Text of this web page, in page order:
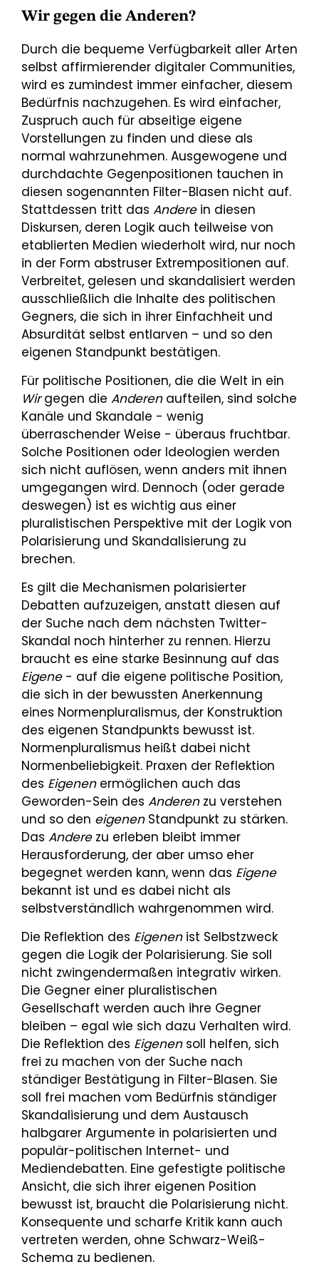
Wir gegen die Anderen?
Durch die bequeme Verfügbarkeit aller Arten
selbst affirmierender digitaler Communities,
wird es zumindest immer einfacher, diesem
Bedürfnis nachzugehen. Es wird einfacher,
Zuspruch auch für abseitige eigene
Vorstellungen zu finden und diese als
normal wahrzunehmen. Ausgewogene und
durchdachte Gegenpositionen tauchen in
diesen sogenannten Filter-Blasen nicht auf.
Stattdessen tritt das Anderein diesen
Diskursen, deren Logik auch teilweise von
etablierten Medien wiederholt wird, nur noch
in der Form abstruser Extrempositionen auf.
Verbreitet, gelesen und skandalisiert werden
ausschließlich die Inhalte des politischen
Gegners, die sich in ihrer Einfachheit und
Absurdität selbst entlarven – und so den
eigenen Standpunkt bestätigen.
Für politische Positionen, die die Welt in ein
Wirgegen die Anderenaufteilen, sind solche
Kanäle und Skandale - wenig
überraschender Weise - überaus fruchtbar.
Solche Positionen oder Ideologien werden
sich nicht auflösen, wenn anders mit ihnen
umgegangen wird. Dennoch (oder gerade
deswegen) ist es wichtig aus einer
pluralistischen Perspektive mit der Logik von
Polarisierung und Skandalisierung zu
brechen.
Es gilt die Mechanismen polarisierter
Debatten aufzuzeigen, anstatt diesen auf
der Suche nach dem nächsten Twitter-
Skandal noch hinterher zu rennen. Hierzu
braucht es eine starke Besinnung auf das
Eigene- auf die eigene politische Position,
die sich in der bewussten Anerkennung
eines Normenpluralismus, der Konstruktion
des eigenen Standpunkts bewusst ist.
Normenpluralismus heißt dabei nicht
Normenbeliebigkeit. Praxen der Reflektion
des Eigenen ermöglichen auch das
Geworden-Sein des Anderenzu verstehen
und so den eigenenStandpunkt zu stärken.
Das Anderezu erleben bleibt immer
Herausforderung, der aber umso eher
begegnet werden kann, wenn das Eigene
bekannt ist und es dabei nicht als
selbstverständlich wahrgenommen wird.
Die Reflektion des Eigenenist Selbstzweck
gegen die Logik der Polarisierung. Sie soll
nicht zwingendermaßen integrativ wirken.
Die Gegner einer pluralistischen
Gesellschaft werden auch ihre Gegner
bleiben – egal wie sich dazu Verhalten wird.
Die Reflektion des Eigenensoll helfen, sich
frei zu machen von der Suche nach
ständiger Bestätigung in Filter-Blasen. Sie
soll frei machen vom Bedürfnis ständiger
Skandalisierung und dem Austausch
halbgarer Argumente in polarisierten und
populär-politischen Internet- und
Mediendebatten. Eine gefestigte politische
Ansicht, die sich ihrer eigenen Position
bewusst ist, braucht die Polarisierung nicht.
Konsequente und scharfe Kritik kann auch
vertreten werden, ohne Schwarz-Weiß-
Schema zu bedienen.